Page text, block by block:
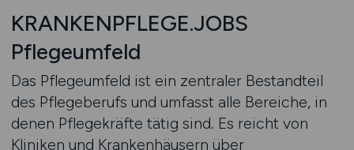
KRANKENPFLEGE.JOBS
Pflegeumfeld
Das Pflegeumfeld ist ein zentraler Bestandteil
des Pflegeberufs und umfasst alle Bereiche, in
denen Pflegekräfte tätig sind. Es reicht von
Kliniken und Krankenhäusern über